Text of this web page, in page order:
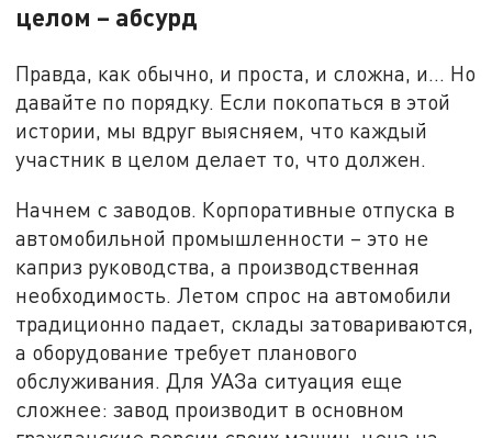
целом – абсурд
Правда, как обычно, и проста, и сложна, и… Но
давайте по порядку. Если покопаться в этой
истории, мы вдруг выясняем, что каждый
участник в целом делает то, что должен.
Начнем с заводов. Корпоративные отпуска в
автомобильной промышленности – это не
каприз руководства, а производственная
необходимость. Летом спрос на автомобили
традиционно падает, склады затовариваются,
а оборудование требует планового
обслуживания. Для УАЗа ситуация еще
сложнее: завод производит в основном